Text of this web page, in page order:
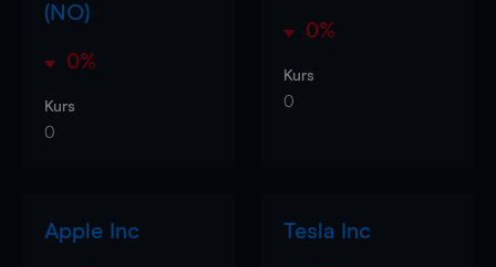
(NO)
0%
Kurs
0
0%
Kurs
0
Apple Inc Tesla Inc